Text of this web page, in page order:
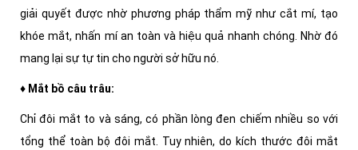
giải quyết được nhờ phương pháp thẩm mỹ như cắt mí, tạo
khóe mắt, nhấn mí an toàn và hiệu quả nhanh chóng. Nhờ đó
mang lại sự tự tin cho người sở hữu nó.
♦ Mắt bồ câu trâu:
Chỉ đôi mắt to và sáng, có phần lòng đen chiếm nhiều so với
tổng thể toàn bộ đôi mắt. Tuy nhiên, do kích thước đôi mắt